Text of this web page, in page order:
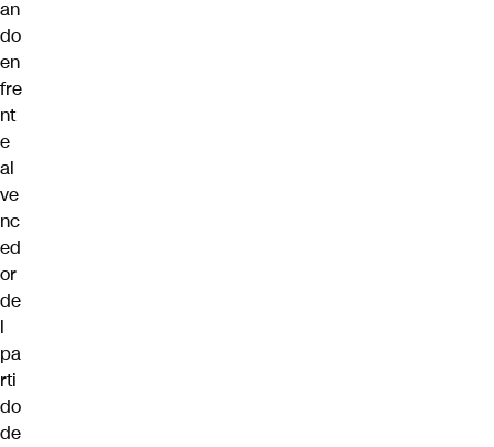
an
do
en
fre
nt
e
al
ve
nc
ed
or
de
l
pa
rti
do
de